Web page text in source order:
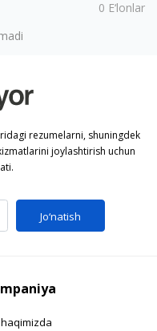
0 E‘lonlar
rezumelarni, shuningdek
joylashtirish uchun
Jo‘natish